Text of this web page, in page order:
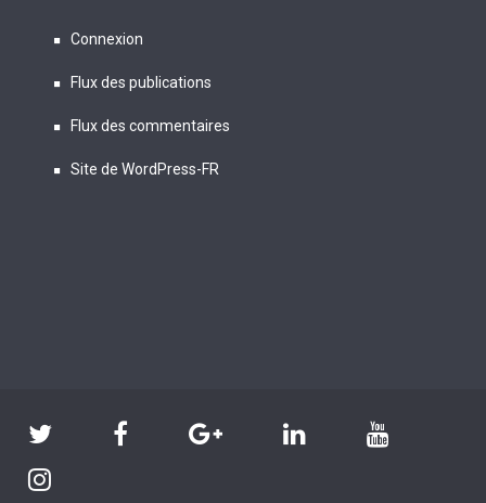
Connexion
Flux des publications
Flux des commentaires
Site de WordPress-FR